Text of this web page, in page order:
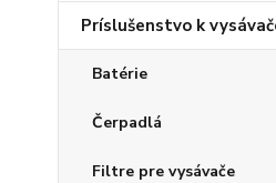
Príslušenstvo k
Batérie
Čerpadlá
Filtre pre vysávače